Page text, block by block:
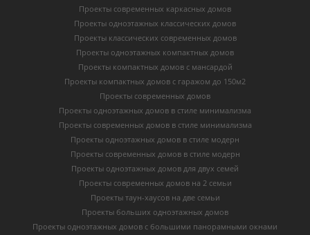
Проекты современных каркасных домов
Проекты одноэтажных классических домов
Проекты классических современных домов
Проекты одноэтажных компактных домов
Проекты компактных домов с мансардой
Проекты компактных домов с гаражом до 150м2
Проекты современных домов
Проекты одноэтажных домов в стиле минимализма
Проекты современных домов в стиле минимализма
Проекты одноэтажных домов в стиле модерн
Проекты современных домов в стиле модерн
Проекты одноэтажных домов для двух семей
Проекты современных домов на 2 семьи
Проекты таун-хаусов на две семьи
Проекты больших одноэтажных домов
Проекты одноэтажных домов с большими панорамными окнами